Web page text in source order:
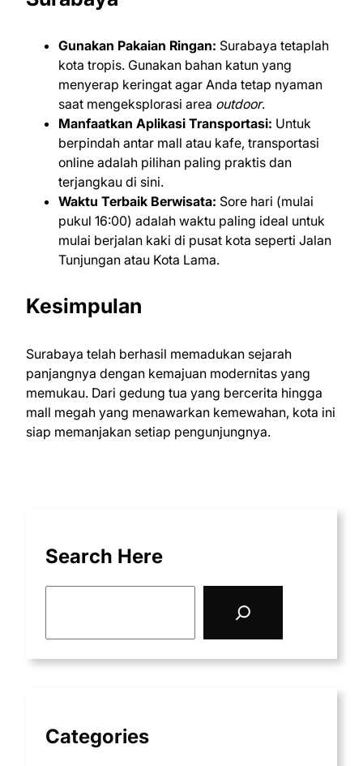
Gunakan Pakaian Ringan: Surabaya tetaplah
kota tropis. Gunakan bahan katun yang
menyerap keringat agar Anda tetap nyaman
saat mengeksplorasi area outdoor.
Manfaatkan Aplikasi Transportasi: Untuk
berpindah antar mall atau kafe, transportasi
online adalah pilihan paling praktis dan
terjangkau di sini.
Waktu Terbaik Berwisata: Sore hari (mulai
pukul 16:00) adalah waktu paling ideal untuk
mulai berjalan kaki di pusat kota seperti Jalan
Tunjungan atau Kota Lama.
Kesimpulan
Surabaya telah berhasil memadukan sejarah
panjangnya dengan kemajuan modernitas yang
memukau. Dari gedung tua yang bercerita hingga
mall megah yang menawarkan kemewahan, kota ini
siap memanjakan setiap pengunjungnya.
Search Here
Categories